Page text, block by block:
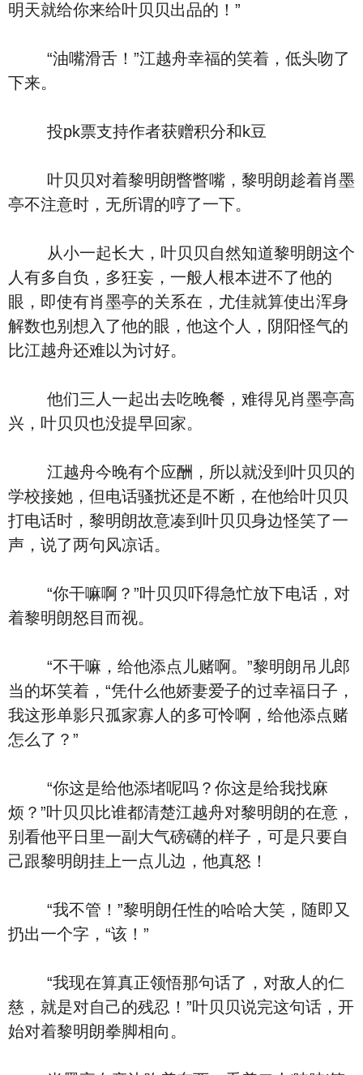
明天就给你来给叶贝贝出品的！”
“油嘴滑舌！”江越舟幸福的笑着，低头吻了
下来。
投pk票支持作者获赠积分和k豆
叶贝贝对着黎明朗瞥瞥嘴，黎明朗趁着肖墨
亭不注意时，无所谓的哼了一下。
从小一起长大，叶贝贝自然知道黎明朗这个
人有多自负，多狂妄，一般人根本进不了他的
眼，即使有肖墨亭的关系在，尤佳就算使出浑身
解数也别想入了他的眼，他这个人，阴阳怪气的
比江越舟还难以为讨好。
他们三人一起出去吃晚餐，难得见肖墨亭高
兴，叶贝贝也没提早回家。
江越舟今晚有个应酬，所以就没到叶贝贝的
学校接她，但电话骚扰还是不断，在他给叶贝贝
打电话时，黎明朗故意凑到叶贝贝身边怪笑了一
声，说了两句风凉话。
“你干嘛啊？”叶贝贝吓得急忙放下电话，对
着黎明朗怒目而视。
“不干嘛，给他添点儿赌啊。”黎明朗吊儿郎
当的坏笑着，“凭什么他娇妻爱子的过幸福日子，
我这形单影只孤家寡人的多可怜啊，给他添点赌
怎么了？”
“你这是给他添堵呢吗？你这是给我找麻
烦？”叶贝贝比谁都清楚江越舟对黎明朗的在意，
别看他平日里一副大气磅礴的样子，可是只要自
己跟黎明朗挂上一点儿边，他真怒！
“我不管！”黎明朗任性的哈哈大笑，随即又
扔出一个字，“该！”
“我现在算真正领悟那句话了，对敌人的仁
慈，就是对自己的残忍！”叶贝贝说完这句话，开
始对着黎明朗拳脚相向。